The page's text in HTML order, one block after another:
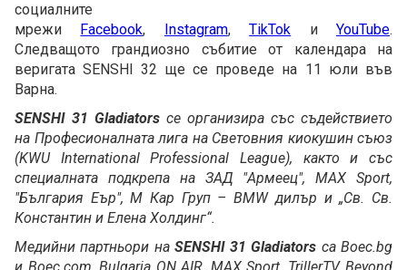
социалните
мрежи Facebook, Instagram,TikTok иYouTube.
Следващото грандиозно събитие от календара на
веригата SENSHI 32 ще се проведе на 11 юли във
Варна.
SENSHI 31 Gladiators се организира със съдействието
на Професионалната лига на Световния киокушин съюз
(KWU International Professional League), както и със
специалната подкрепа на ЗАД "Армеец", MAX Sport,
"България Еър", М Кар Груп – BMW дилър и „Св. Св.
Константин и Елена Холдинг“.
Медийни партньори на SENSHI 31 Gladiators са Boec.bg